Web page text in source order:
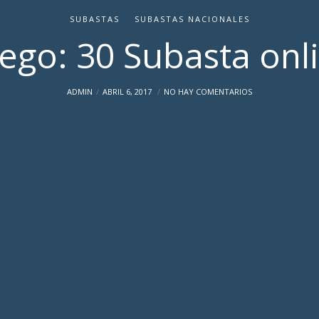
SUBASTAS SUBASTAS NACIONALES
30 Subasta
ADMIN ABRIL 6, 2017 NO HAY COMENTARIOS